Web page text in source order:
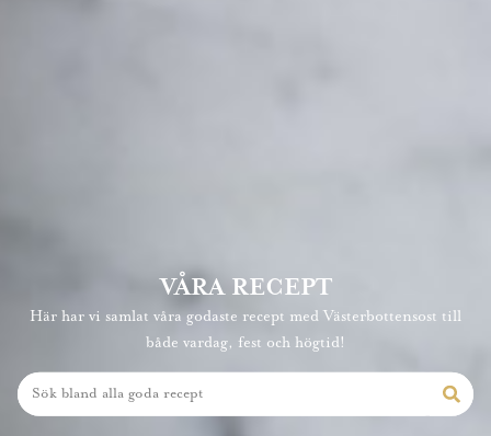
VÅRA RECEPT
Här har vi samlat våra godaste recept med Västerbottensost till
både vardag, fest och högtid!